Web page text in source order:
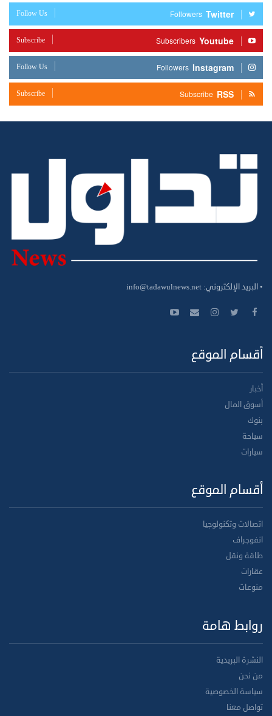
Twitter
Followers
Follow Us
Youtube
Subscribers
Subscribe
Instagram
Followers
Follow Us
RSS
Subscribe
Subscribe
• البريد الإلكتروني: info@tadawulnews.net
أقسام الموقع
أخبار
أسوق المال
بنوك
سياحة
سيارات
أقسام الموقع
اتصالات وتكنولوجيا
انفوجراف
طاقة ونقل
عقارات
منوعات
روابط هامة
النشرة البريدية
من نحن
سياسة الخصوصية
تواصل معنا